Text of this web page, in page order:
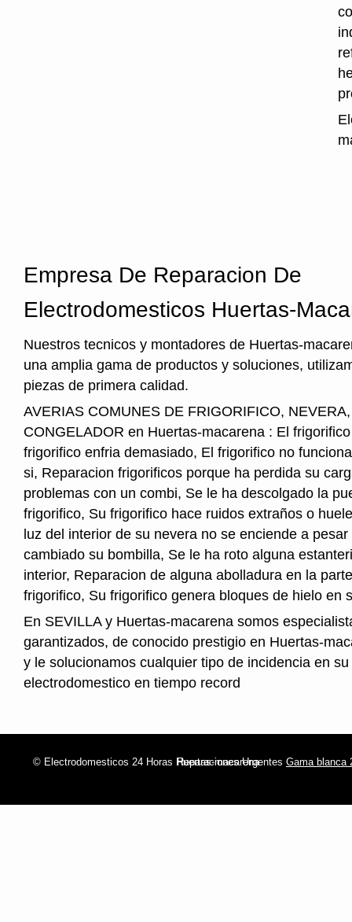
Empresa De Reparacion De
Electrodomesticos Huertas-
Nuestros tecnicos y montadores de Huertas-
una amplia gama de productos y soluciones,
piezas de primera calidad.
AVERIAS COMUNES DE FRIGORIFICO,
CONGELADOR en Huertas-macarena : El
frigorifico enfria demasiado, El frigorifico no
si, Reparacion frigorificos porque ha perdida su
problemas con un combi, Se le ha descolgado la
frigorifico, Su frigorifico hace ruidos extraños o
luz del interior de su nevera no se enciende a
cambiado su bombilla, Se le ha roto alguna
interior, Reparacion de alguna abolladura en la
frigorifico, Su frigorifico genera bloques de hielo en
En SEVILLA y Huertas-macarena somos
garantizados, de conocido prestigio en Huertas-
y le solucionamos cualquier tipo de incidencia en su
electrodomestico en tiempo record
© Electrodomesticos 24 Horas Huertas-macarena
Reparaciones Urgentes Gama blanca